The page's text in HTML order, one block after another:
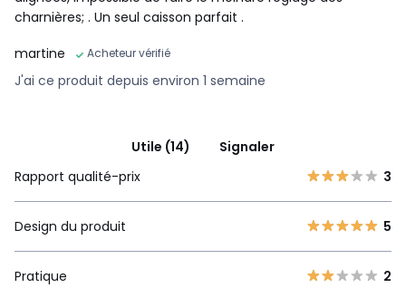
charnières; . Un seul caisson parfait .
martine
Acheteur vérifié
J'ai ce produit depuis environ 1 semaine
Utile (14)
Signaler
Rapport qualité-prix
3
Design du produit 5
Pratique 2